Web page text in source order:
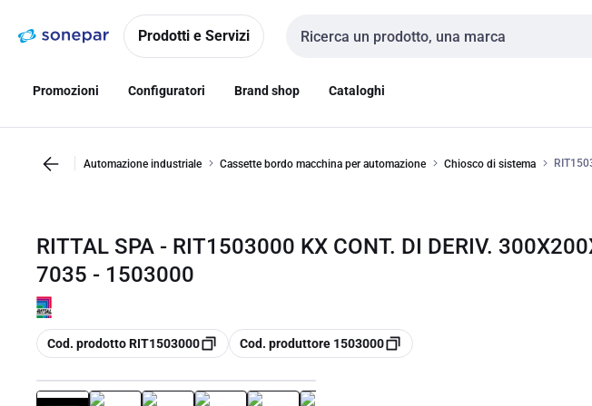
navigazionealla
Prodotti e Servizi
Cerca input
Promozioni Configuratori Brand shop Cataloghi
Automazione industriale Cassette bordo macchina per automazione Chiosco di sistema
RITTAL SPA - RIT1503000 KX CONT. DI DERIV.
7035 - 1503000
copia
Cod. prodotto RIT1503000 copia
Cod. produttore 1503000